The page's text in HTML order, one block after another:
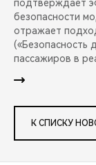
подтверждает
безопасности
отражает
(«Безопасность
пассажиров в
К СПИСКУ